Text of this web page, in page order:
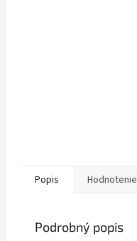
Popis Hodnotenie
Podrobný popis